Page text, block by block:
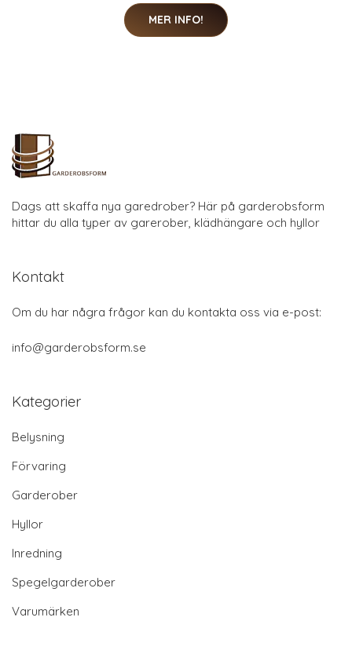
MER INFO!
Dags att skaffa nya garedrober? Här på garderobsform
hittar du alla typer av garerober, klädhängare och hyllor
Kontakt
Om du har några frågor kan du kontakta oss via e-post:
info@garderobsform.se
Kategorier
Belysning
Förvaring
Garderober
Hyllor
Inredning
Spegelgarderober
Varumärken